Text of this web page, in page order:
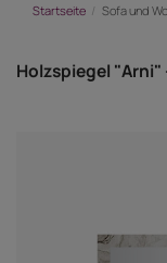
Startseite Sofa und
Holzspiegel "Arni"